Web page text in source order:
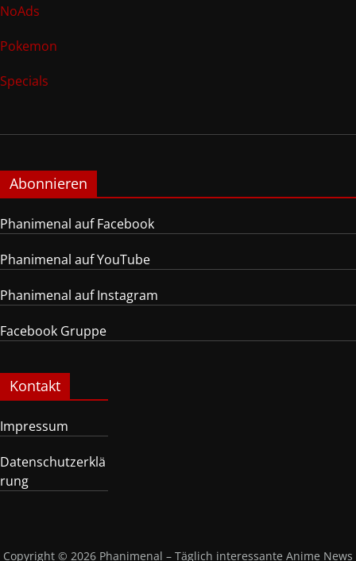
NoAds
Pokemon
Specials
Abonnieren
Phanimenal auf Facebook
Phanimenal auf YouTube
Phanimenal auf Instagram
Facebook Gruppe
Kontakt
Impressum
Datenschutzerklä
rung
Copyright © 2026 Phanimenal – Täglich interessante Anime News